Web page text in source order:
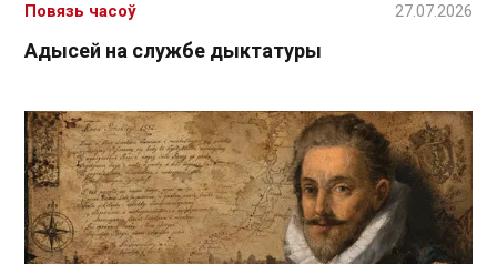
Адысей на службе дыктатуры
Повязь часоў 27.07.2026